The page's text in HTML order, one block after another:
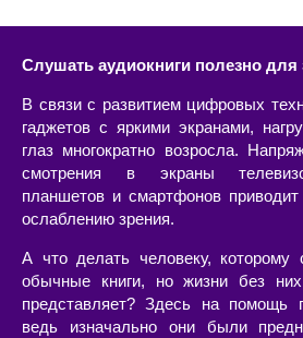
Слушать аудиокниги полезно для
В связи с развитием цифровых
гаджетов с яркими экранами,
глаз многократно возросла.
смотрения в экраны
планшетов и смартфонов
ослаблению зрения.
А что делать человеку, которому
обычные книги, но жизни без
представляет? Здесь на помощь
ведь изначально они были